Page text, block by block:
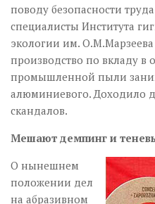
поводу безопасности
специалисты Института
экологии им.
производство по вкладу
промышленной пыли
алюминиевого. Доходило
скандалов.
Мешают демпинг и
О нынешнем
положении дел
на абразивном